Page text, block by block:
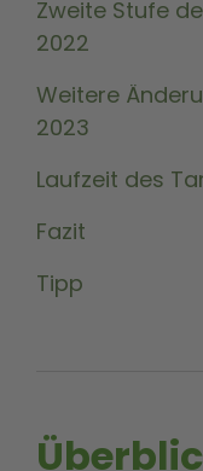
Zweite Stufe
2022
Weitere
2023
Laufzeit des
Fazit
Tipp